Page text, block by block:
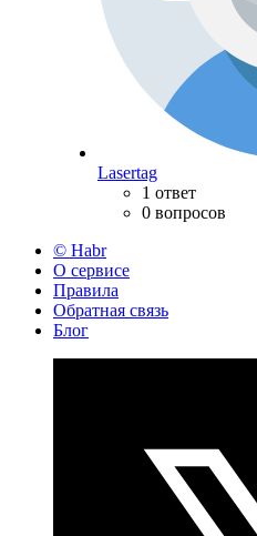
Lasertag
1 ответ
0 вопросов
© Habr
О сервисе
Правила
Обратная связь
Блог